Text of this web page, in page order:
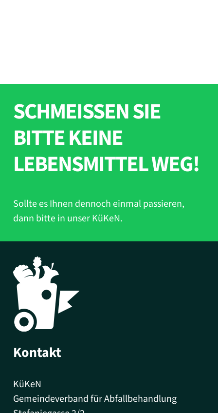
SCHMEISSEN SIE B
ITTE KEINE L
EBENSMITTEL WEG!
Sollte es Ihnen dennoch einmal passieren,
dann bitte in unser KüKeN.
Kontakt
KüKeN
Gemeindeverband für Abfallbehandlung